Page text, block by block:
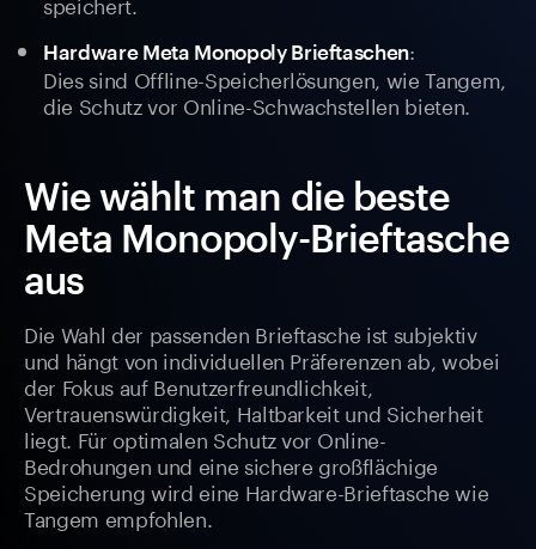
Hardware Meta Monopoly Brieftaschen:
Dies sind Offline-Speicherlösungen, wie Tangem,
die Schutz vor Online-Schwachstellen bieten.
Wie wählt man die beste
Meta Monopoly-Brieftasche
aus
Die Wahl der passenden Brieftasche ist subjektiv
und hängt von individuellen Präferenzen ab, wobei
der Fokus auf Benutzerfreundlichkeit,
Vertrauenswürdigkeit, Haltbarkeit und Sicherheit
liegt. Für optimalen Schutz vor Online-
Bedrohungen und eine sichere großflächige
Speicherung wird eine Hardware-Brieftasche wie
Tangem empfohlen.